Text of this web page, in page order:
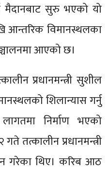
मैदानबाट सुरु भएको यो
आन्तरिक विमानस्थलका
आएको छ।
प्रधानमन्त्री सुशील
शिलान्यास गर्नु
निर्माण भएको
तत्कालीन प्रधानमन्त्री
गरेका थिए। करिब आठ